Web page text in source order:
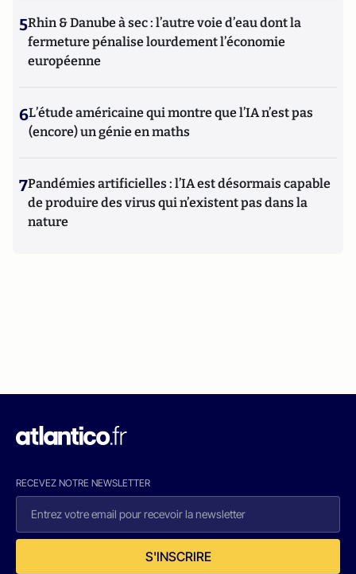
5Rhin & Danube à sec : l’autre voie d’eau dont la
fermeture pénalise lourdement l’économie
européenne
6L’étude américaine qui montre que l’IA n’est pas
(encore) un génie en maths
7Pandémies artificielles : l’IA est désormais capable
de produire des virus qui n’existent pas dans la
nature
RECEVEZ NOTRE NEWSLETTER
S'INSCRIRE